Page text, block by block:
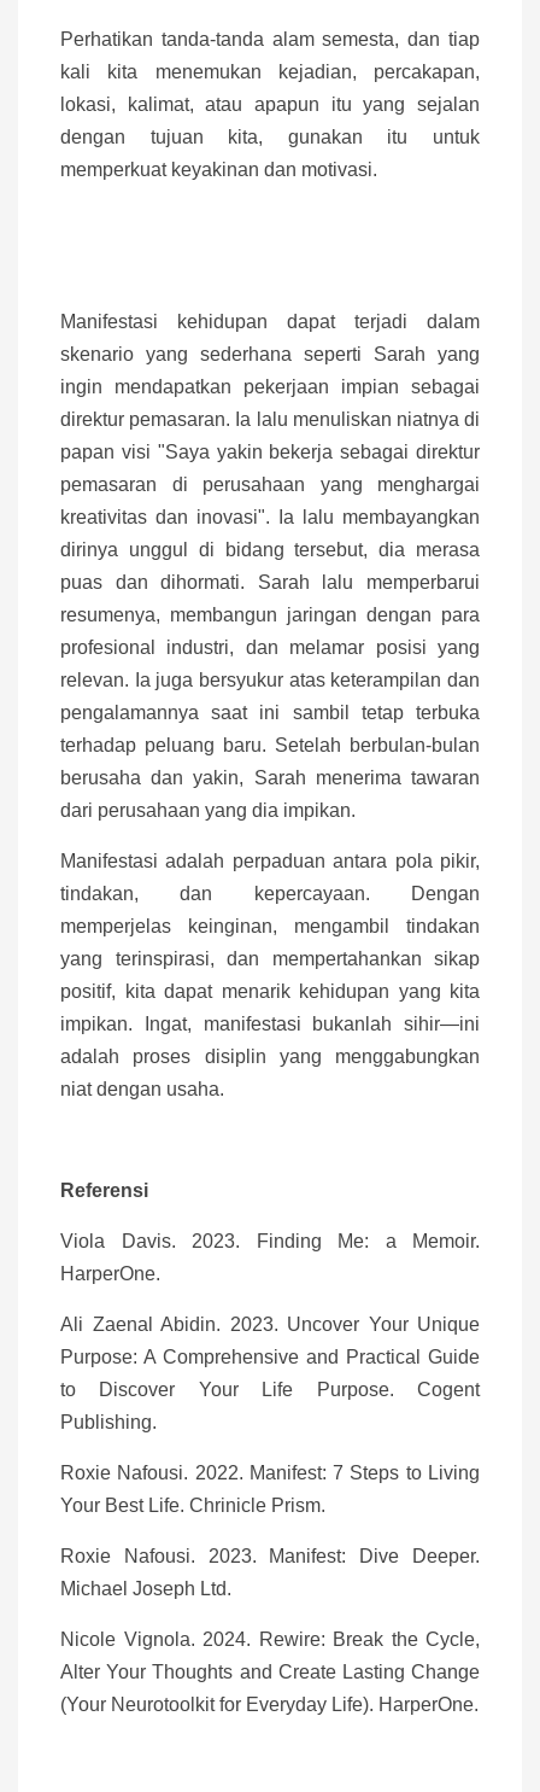
Perhatikan tanda-tanda alam semesta, dan tiap
kali kita menemukan kejadian, percakapan,
lokasi, kalimat, atau apapun itu yang sejalan
dengan tujuan kita, gunakan itu untuk
memperkuat keyakinan dan motivasi.
Manifestasi kehidupan dapat terjadi dalam
skenario yang sederhana seperti Sarah yang
ingin mendapatkan pekerjaan impian sebagai
direktur pemasaran. Ia lalu menuliskan niatnya di
papan visi "Saya yakin bekerja sebagai direktur
pemasaran di perusahaan yang menghargai
kreativitas dan inovasi". Ia lalu membayangkan
dirinya unggul di bidang tersebut, dia merasa
puas dan dihormati. Sarah lalu memperbarui
resumenya, membangun jaringan dengan para
profesional industri, dan melamar posisi yang
relevan. Ia juga bersyukur atas keterampilan dan
pengalamannya saat ini sambil tetap terbuka
terhadap peluang baru. Setelah berbulan-bulan
berusaha dan yakin, Sarah menerima tawaran
dari perusahaan yang dia impikan.
Manifestasi adalah perpaduan antara pola pikir,
tindakan, dan kepercayaan. Dengan
memperjelas keinginan, mengambil tindakan
yang terinspirasi, dan mempertahankan sikap
positif, kita dapat menarik kehidupan yang kita
impikan. Ingat, manifestasi bukanlah sihir—ini
adalah proses disiplin yang menggabungkan
niat dengan usaha.
Referensi
Viola Davis. 2023. Finding Me: a Memoir.
HarperOne.
Ali Zaenal Abidin. 2023. Uncover Your Unique
Purpose: A Comprehensive and Practical Guide
to Discover Your Life Purpose. Cogent
Publishing.
Roxie Nafousi. 2022. Manifest: 7 Steps to Living
Your Best Life. Chrinicle Prism.
Roxie Nafousi. 2023. Manifest: Dive Deeper.
Michael Joseph Ltd.
Nicole Vignola. 2024. Rewire: Break the Cycle,
Alter Your Thoughts and Create Lasting Change
(Your Neurotoolkit for Everyday Life). HarperOne.